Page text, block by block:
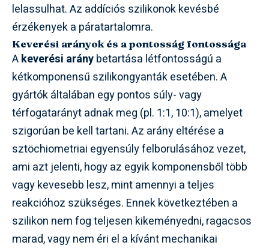
lelassulhat. Az addíciós szilikonok kevésbé
érzékenyek a páratartalomra.
Keverési arányok és a pontosság fontossága
Akeverési aránybetartása létfontosságú a
kétkomponensű szilikongyanták esetében. A
gyártók általában egy pontos súly- vagy
térfogatarányt adnak meg (pl. 1:1, 10:1), amelyet
szigorúan be kell tartani. Az arány eltérése a
sztöchiometriai egyensúly felborulásához vezet,
ami azt jelenti, hogy az egyik komponensből több
vagy kevesebb lesz, mint amennyi a teljes
reakcióhoz szükséges. Ennek következtében a
szilikon nem fog teljesen kikeményedni, ragacsos
marad, vagy nem éri el a kívánt mechanikai